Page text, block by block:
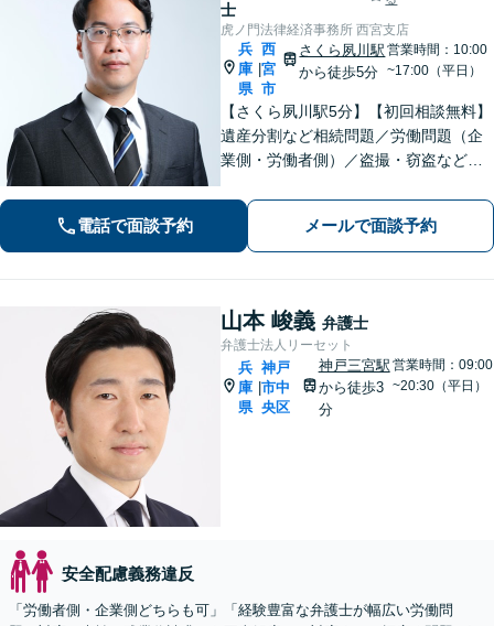
士
虎ノ門法律経済事務所 西宮支店
兵
庫
県
|
西
宮
市
さくら夙川駅
から徒歩5分
営業時間：10:00
~17:00（平日）
【さくら夙川駅5分】【初回相談無料】
遺産分割など相続問題／労働問題（企
業側・労働者側）／盗撮・窃盗など刑
お任せください。粘り強く的確な交渉
力と速やかな行動力を活かし、依頼者
さまに有利な解決を目指します
電話で面談予約 メールで面談予約
山本 峻義 弁護士
弁護士法人リーセット
兵
庫
県
神戸
市中
央区
神戸三宮駅
から徒歩3
分
営業時間：09:00
~20:30（平日）
安全配慮義務違反
「労働者側・企業側どちらも可」「経験豊富な弁護士が幅広い労働問